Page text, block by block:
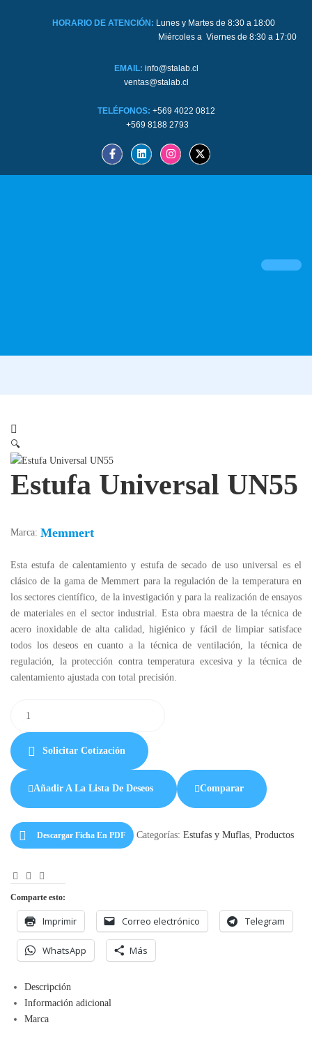
HORARIO DE ATENCIÓN: Lunes y Martes de 8:30 a 18:00
Miércoles a Viernes de 8:30 a 17:00
EMAIL: info@stalab.cl
ventas@stalab.cl
TELÉFONOS:+569 4022 0812
+569 8188 2793
🔍
Estufa Universal UN55
Marca: Memmert
Esta estufa de calentamiento y estufa de secado de uso universal es el
clásico de la gama de Memmert para la regulación de la temperatura en
los sectores científico, de la investigación y para la realización de ensayos
de materiales en el sector industrial. Esta obra maestra de la técnica de
acero inoxidable de alta calidad, higiénico y fácil de limpiar satisface
todos los deseos en cuanto a la técnica de ventilación, la técnica de
regulación, la protección contra temperatura excesiva y la técnica de
calentamiento ajustada con total precisión.
Solicitar Cotización
Añadir A La Lista De Deseos Comparar
Descargar Ficha En PDF Categorías: Estufas y Muflas Productos
FacebookLinkedIn
Comparte esto:
Imprimir Correo electrónico Telegram
WhatsApp Más
Descripción
Información adicional
Marca